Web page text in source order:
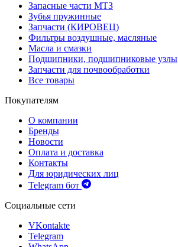
Запасные части МТЗ
Зубья пружинные
Запчасти (КИРОВЕЦ)
Фильтры воздушные, масляные
Масла и смазки
Подшипники, подшипниковые узлы
Запчасти для почвообработки
Все товары
Покупателям
О компании
Бренды
Новости
Оплата и доставка
Контакты
Для юридических лиц
Telegram бот
Социальные сети
VKontakte
Telegram